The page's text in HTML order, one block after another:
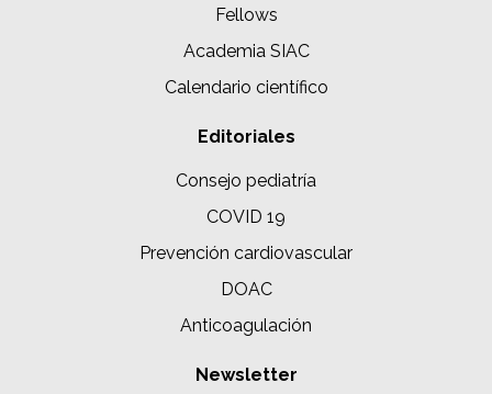
Fellows
Academia SIAC
Calendario científico
Editoriales
Consejo pediatría
COVID 19
Prevención cardiovascular
DOAC
Anticoagulación
Newsletter